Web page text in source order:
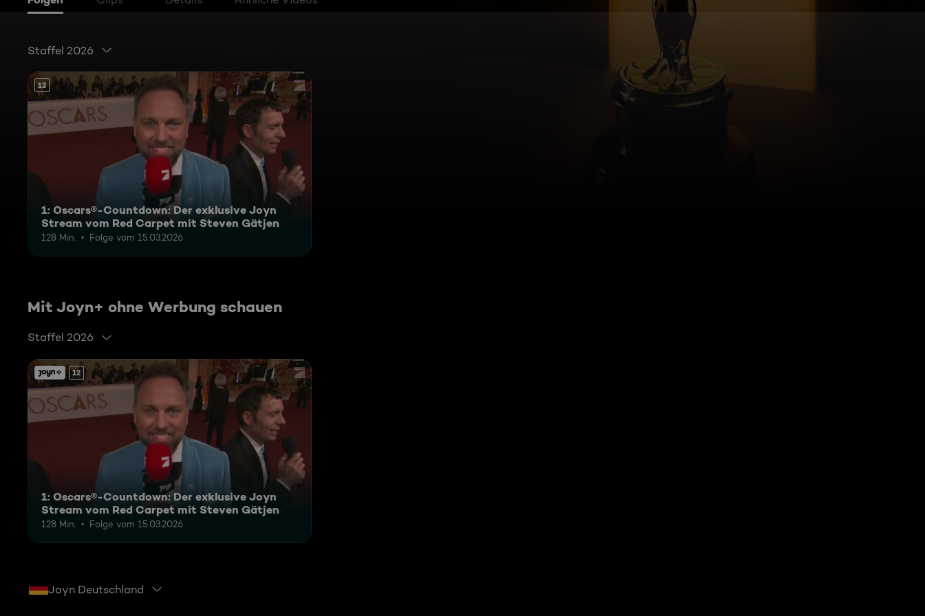
Staffel 2026
12
1: Oscars®-Countdown: Der exklusive Joyn
Stream vom Red Carpet mit Steven Gätjen
128 Min. Folge vom 15.03.2026
Mit Joyn+ ohne Werbung schauen
Staffel 2026
12
1: Oscars®-Countdown: Der exklusive Joyn
Stream vom Red Carpet mit Steven Gätjen
128 Min. Folge vom 15.03.2026
Joyn Deutschland